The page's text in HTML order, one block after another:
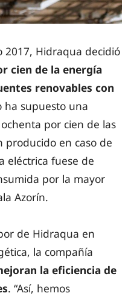
2017, Hidraqua decidió
cien de la energía
renovables con
ha supuesto una
por cien de las
producido en caso de
eléctrica fuese de
por la mayor
Azorín.
de Hidraqua en
la compañía
la eficiencia de
. “Así, hemos